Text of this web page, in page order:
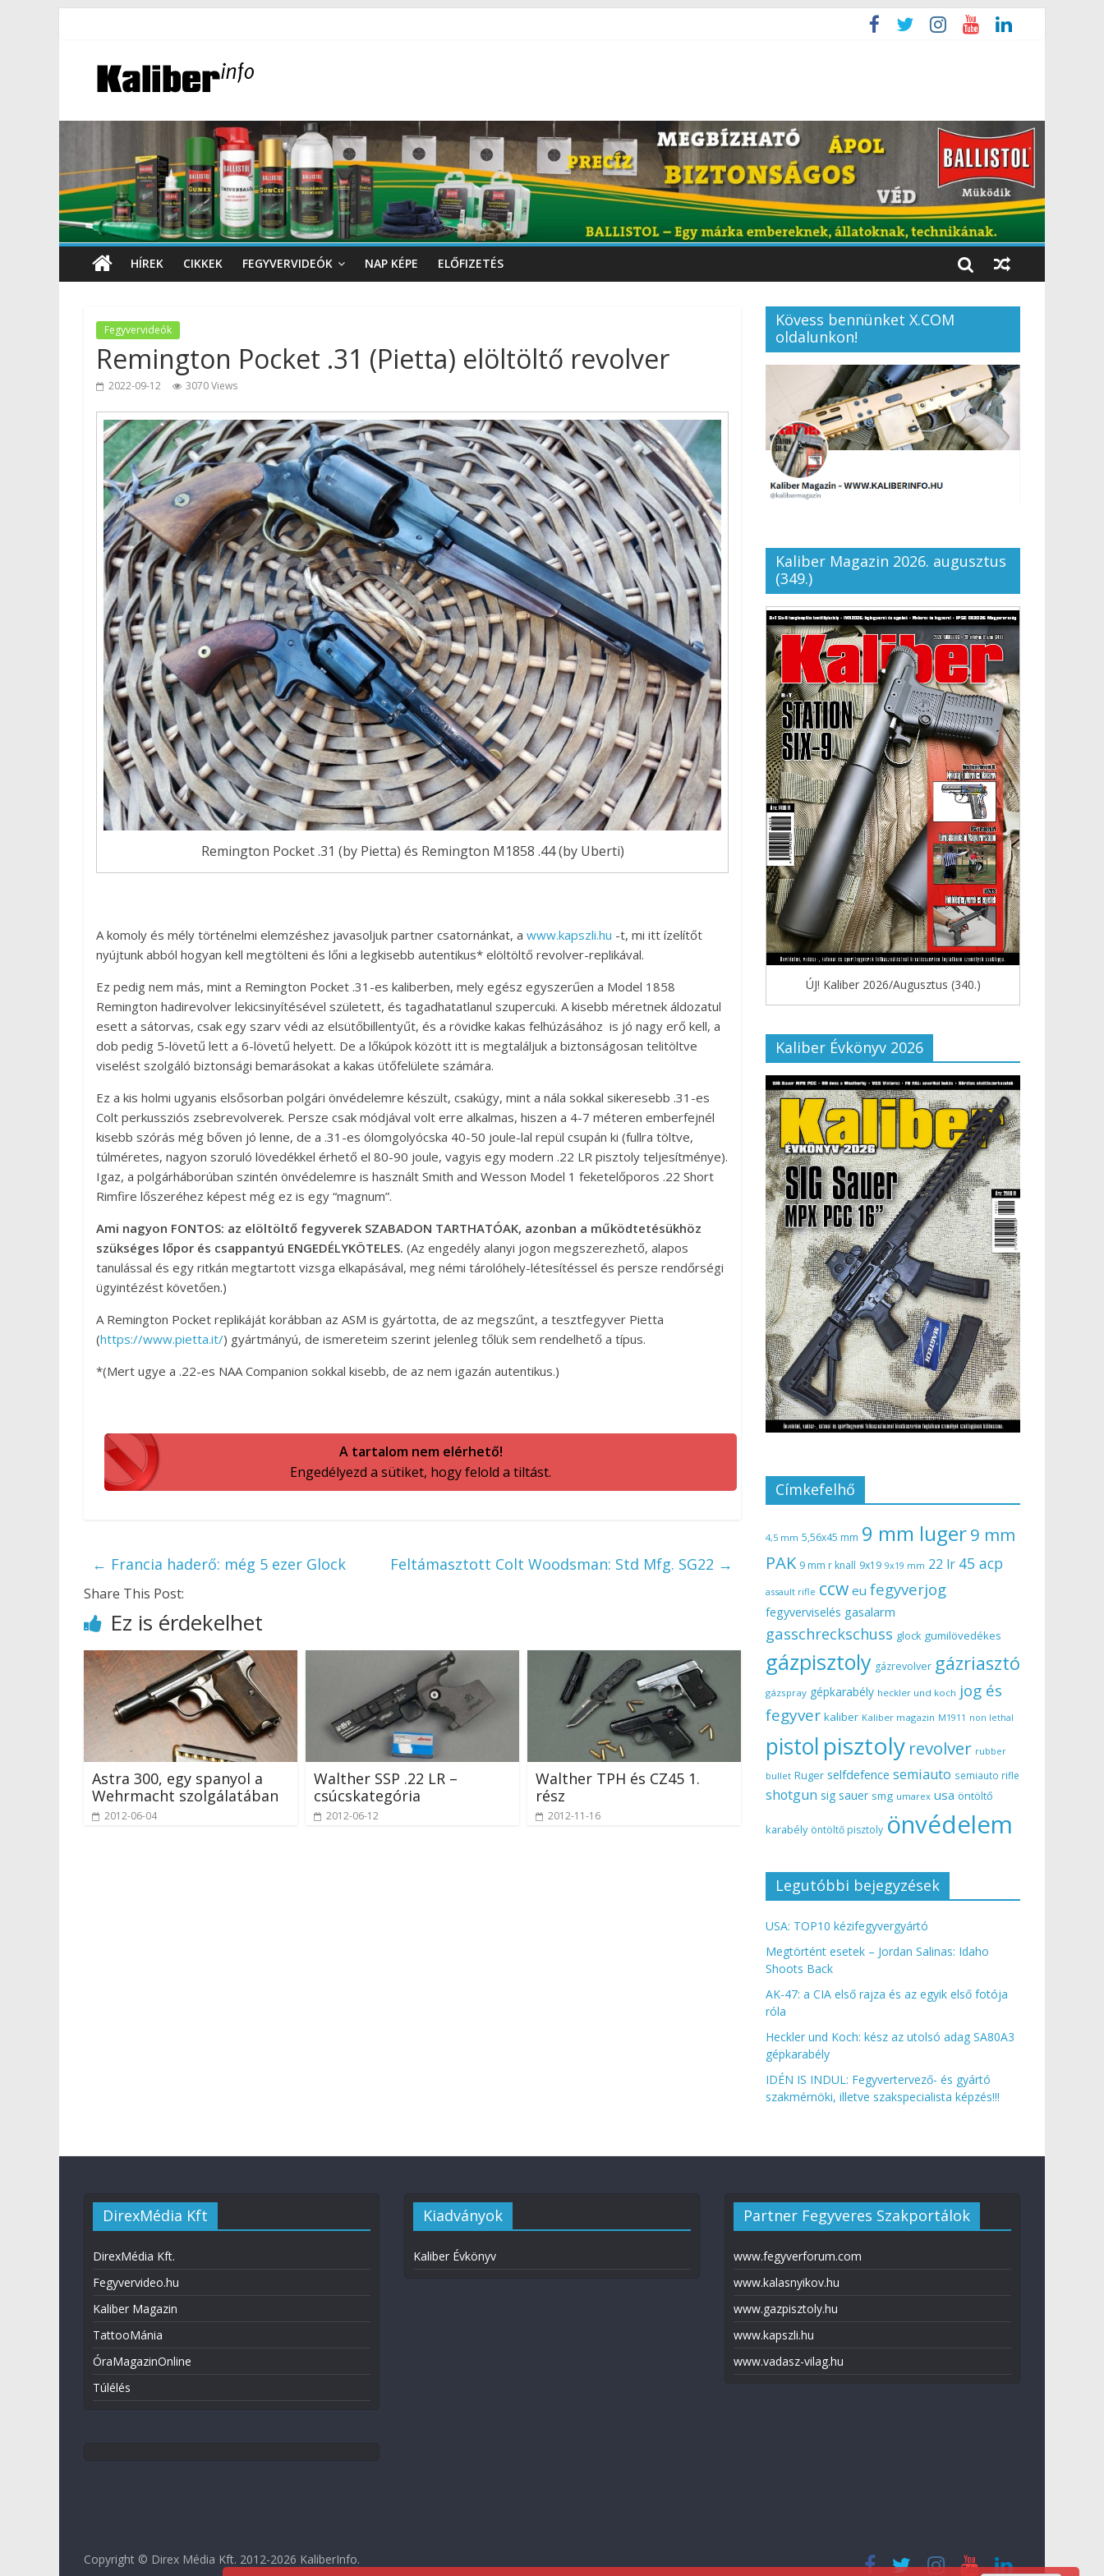
HÍREK CIKKEK FEGYVERVIDEÓK NAP KÉPE ELŐFIZETÉS
Fegyvervideók
Remington Pocket .31 (Pietta) elöltöltő revolver
2022-09-12 3070 Views
Remington Pocket .31 (by Pietta) és Remington M1858 .44 (by Uberti)
A komoly és mély történelmi elemzéshez javasoljuk partner csatornánkat, a www.kapszli.hu -t, mi itt ízelítőt
nyújtunk abból hogyan kell megtölteni és lőni a legkisebb autentikus* elöltöltő revolver-replikával.
Ez pedig nem más, mint a Remington Pocket .31-es kaliberben, mely egész egyszerűen a Model 1858
Remington hadirevolver lekicsinyítésével született, és tagadhatatlanul szupercuki. A kisebb méretnek áldozatul
esett a sátorvas, csak egy szarv védi az elsütőbillentyűt, és a rövidke kakas felhúzásához is jó nagy erő kell, a
dob pedig 5-lövetű lett a 6-lövetű helyett. De a lőkúpok között itt is megtaláljuk a biztonságosan telitöltve
viselést szolgáló biztonsági bemarásokat a kakas ütőfelülete számára.
Ez a kis holmi ugyanis elsősorban polgári önvédelemre készült, csakúgy, mint a nála sokkal sikeresebb .31-es
Colt perkussziós zsebrevolverek. Persze csak módjával volt erre alkalmas, hiszen a 4-7 méteren emberfejnél
kisebb szórás még bőven jó lenne, de a .31-es ólomgolyócska 40-50 joule-lal repül csupán ki (fullra töltve,
túlméretes, nagyon szoruló lövedékkel érhető el 80-90 joule, vagyis egy modern .22 LR pisztoly teljesítménye).
Igaz, a polgárháborúban szintén önvédelemre is használt Smith and Wesson Model 1 feketelőporos .22 Short
Rimfire lőszeréhez képest még ez is egy “magnum”.
Ami nagyon FONTOS: az elöltöltő fegyverek SZABADON TARTHATÓAK, azonban a működtetésükhöz
szükséges lőpor és csappantyú ENGEDÉLYKÖTELES. (Az engedély alanyi jogon megszerezhető, alapos
tanulással és egy ritkán megtartott vizsga elkapásával, meg némi tárolóhely-létesítéssel és persze rendőrségi
ügyintézést követően.)
A Remington Pocket replikáját korábban az ASM is gyártotta, de az megszűnt, a tesztfegyver Pietta
(https://www.pietta.it/) gyártmányú, de ismereteim szerint jelenleg tőlük sem rendelhető a típus.
*(Mert ugye a .22-es NAA Companion sokkal kisebb, de az nem igazán autentikus.)
A tartalom nem elérhető!
Engedélyezd a sütiket, hogy felold a tiltást.
← Francia haderő: még 5 ezer Glock Feltámasztott Colt Woodsman: Std Mfg. SG22 →
Share This Post:
Ez is érdekelhet
Astra 300, egy spanyol a
Wehrmacht szolgálatában
2012-06-04
Walther SSP .22 LR –
csúcskategória
2012-06-12
Walther TPH és CZ45 1.
rész
2012-11-16
Kövess bennünket X.COM
oldalunkon!
Kaliber Magazin 2026. augusztus
(349.)
ÚJ! Kaliber 2026/Augusztus (340.)
Kaliber Évkönyv 2026
Címkefelhő
4,5 mm 5,56x45 mm 9 mm luger9 mm
PAK 9 mm r knall 9x19 9x19 mm 22 lr 45 acp
assault rifle ccw eu fegyverjog
fegyverviselés gasalarm
gasschreckschuss glock gumilövedékes
gázpisztoly gázrevolver gázriasztó
gázspray gépkarabély heckler und koch jog és
fegyver kaliber Kaliber magazin M1911 non lethal
pistol pisztoly revolver rubber
bullet Ruger selfdefence semiauto semiauto rifle
shotgun sig sauer smg umarex usa öntöltő
karabély öntöltő pisztoly önvédelem
Legutóbbi bejegyzések
USA: TOP10 kézifegyvergyártó
Megtörtént esetek – Jordan Salinas: Idaho
Shoots Back
AK-47: a CIA első rajza és az egyik első fotója
róla
Heckler und Koch: kész az utolsó adag SA80A3
gépkarabély
IDÉN IS INDUL: Fegyvertervező- és gyártó
szakmérnöki, illetve szakspecialista képzés!!!
DirexMédia Kft
DirexMédia Kft.
Fegyvervideo.hu
Kaliber Magazin
TattooMánia
ÓraMagazinOnline
Túlélés
Kiadványok
Kaliber Évkönyv
Partner Fegyveres Szakportálok
www.fegyverforum.com
www.kalasnyikov.hu
www.gazpisztoly.hu
www.kapszli.hu
www.vadasz-vilag.hu
Copyright © Direx Média Kft. 2012-2026 KaliberInfo.